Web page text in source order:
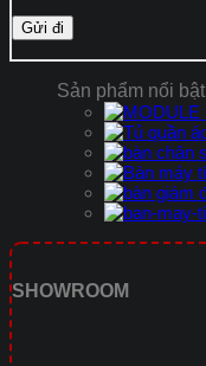
Sản phẩm nổi bật
SHOWROOM